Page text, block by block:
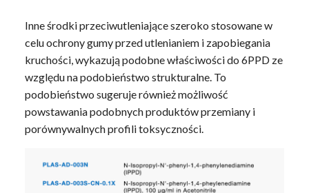
Inne środki przeciwutleniające szeroko stosowane w
celu ochrony gumy przed utlenianiem i zapobiegania
kruchości, wykazują podobne właściwości do 6PPD ze
względu na podobieństwo strukturalne. To
podobieństwo sugeruje również możliwość
powstawania podobnych produktów przemiany i
porównywalnych profili toksyczności.